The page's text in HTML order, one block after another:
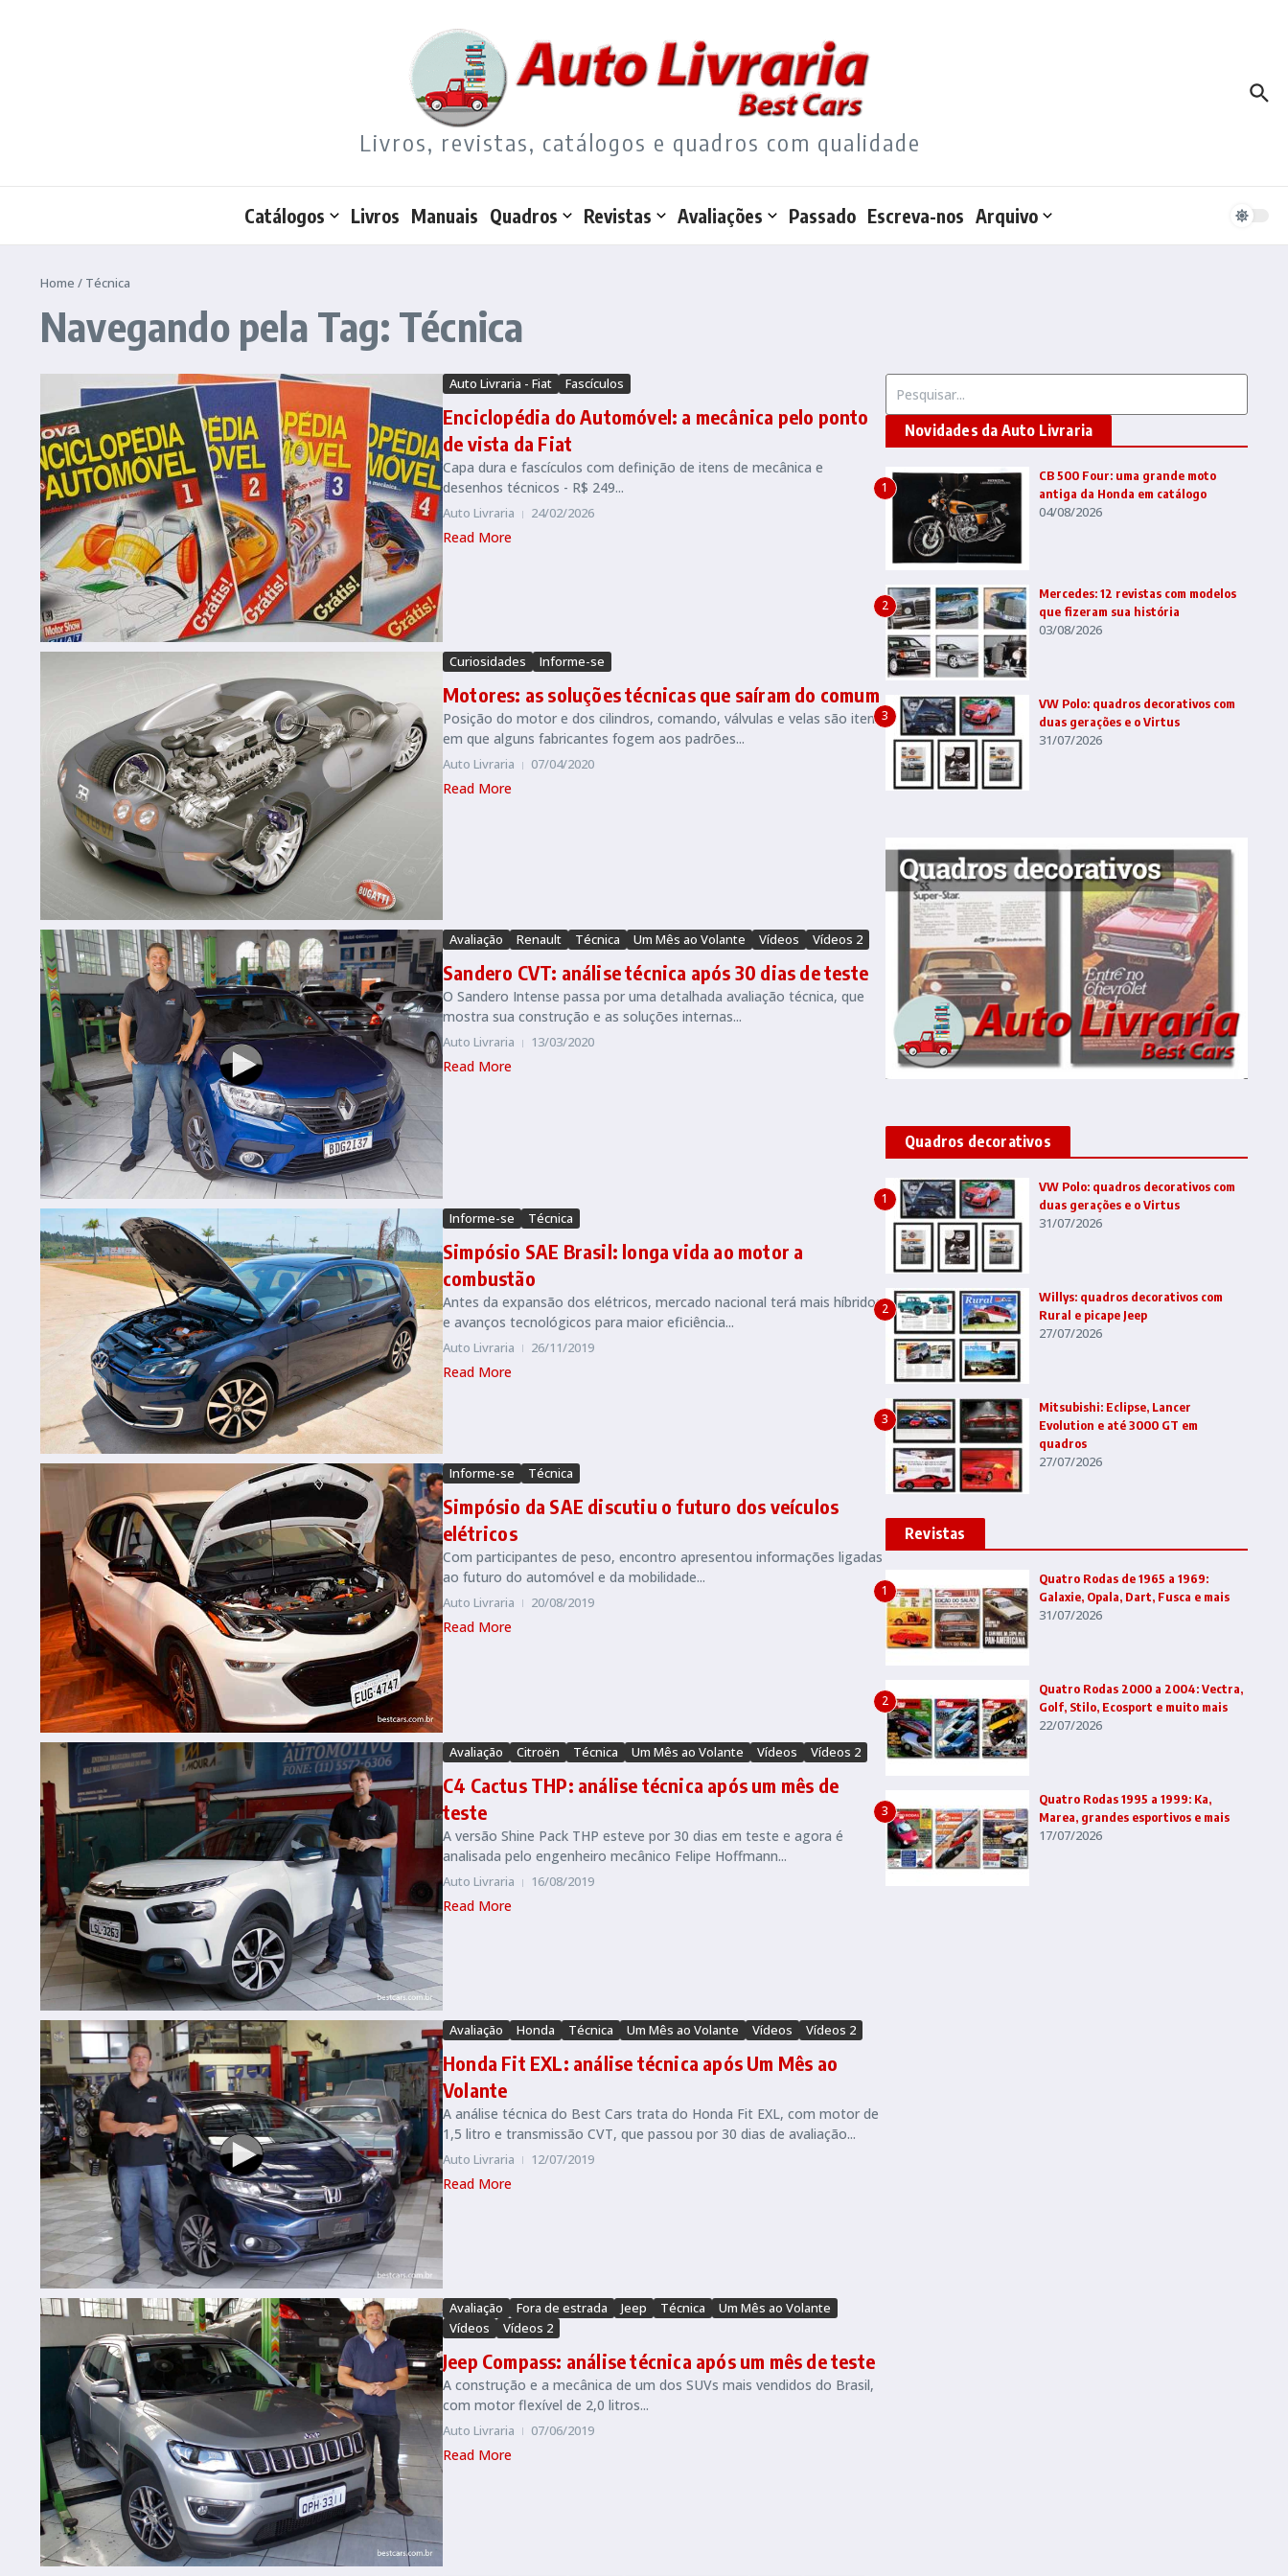
Livros, revistas, catálogos e quadros com qualidade
Catálogos Livros Manuais Quadros Revistas Avaliações Passado Escreva-nos Arquivo
Home / Técnica
Navegando pela Tag: Técnica
Auto Livraria - Fiat Fascículos
Enciclopédia do Automóvel: a mecânica pelo ponto
de vista da Fiat
Capa dura e fascículos com definição de itens de mecânica e
desenhos técnicos - R$ 249...
Auto Livraria 24/02/2026
Read More
Curiosidades Informe-se
Motores: as soluções técnicas que saíram do comum
Posição do motor e dos cilindros, comando, válvulas e velas são itens
em que alguns fabricantes fogem aos padrões...
Auto Livraria 07/04/2020
Read More
Avaliação Renault Técnica Um Mês ao Volante Vídeos Vídeos 2
Sandero CVT: análise técnica após 30 dias de teste
O Sandero Intense passa por uma detalhada avaliação técnica, que
mostra sua construção e as soluções internas...
Auto Livraria 13/03/2020
Read More
Informe-se Técnica
Simpósio SAE Brasil: longa vida ao motor a
combustão
Antes da expansão dos elétricos, mercado nacional terá mais híbridos
e avanços tecnológicos para maior eficiência...
Auto Livraria 26/11/2019
Read More
Informe-se Técnica
Simpósio da SAE discutiu o futuro dos veículos
elétricos
Com participantes de peso, encontro apresentou informações ligadas
ao futuro do automóvel e da mobilidade...
Auto Livraria 20/08/2019
Read More
Avaliação Citroën Técnica Um Mês ao Volante Vídeos Vídeos 2
C4 Cactus THP: análise técnica após um mês de
teste
A versão Shine Pack THP esteve por 30 dias em teste e agora é
analisada pelo engenheiro mecânico Felipe Hoffmann...
Auto Livraria 16/08/2019
Read More
Avaliação Honda Técnica Um Mês ao Volante Vídeos Vídeos 2
Honda Fit EXL: análise técnica após Um Mês ao
Volante
A análise técnica do Best Cars trata do Honda Fit EXL, com motor de
1,5 litro e transmissão CVT, que passou por 30 dias de avaliação...
Auto Livraria 12/07/2019
Read More
Avaliação Fora de estrada Jeep Técnica
Um Mês ao Volante
Vídeos
Vídeos 2
Jeep Compass: análise técnica após um mês de teste
A construção e a mecânica de um dos SUVs mais vendidos do Brasil,
com motor flexível de 2,0 litros...
Auto Livraria 07/06/2019
Read More
Novidades da Auto Livraria
1
CB 500 Four: uma grande moto
antiga da Honda em catálogo
04/08/2026
2
Mercedes: 12 revistas com modelos
que fizeram sua história
03/08/2026
3
VW Polo: quadros decorativos com
duas gerações e o Virtus
31/07/2026
Quadros decorativos
1
VW Polo: quadros decorativos com
duas gerações e o Virtus
31/07/2026
2
Willys: quadros decorativos com
Rural e picape Jeep
27/07/2026
3
Mitsubishi: Eclipse, Lancer
Evolution e até 3000 GT em
quadros
27/07/2026
Revistas
1
Quatro Rodas de 1965 a 1969:
Galaxie, Opala, Dart, Fusca e mais
31/07/2026
2
Quatro Rodas 2000 a 2004: Vectra,
Golf, Stilo, Ecosport e muito mais
22/07/2026
3
Quatro Rodas 1995 a 1999: Ka,
Marea, grandes esportivos e mais
17/07/2026